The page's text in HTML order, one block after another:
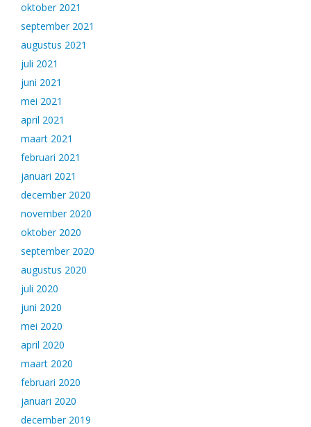
oktober 2021
september 2021
augustus 2021
juli 2021
juni 2021
mei 2021
april 2021
maart 2021
februari 2021
januari 2021
december 2020
november 2020
oktober 2020
september 2020
augustus 2020
juli 2020
juni 2020
mei 2020
april 2020
maart 2020
februari 2020
januari 2020
december 2019